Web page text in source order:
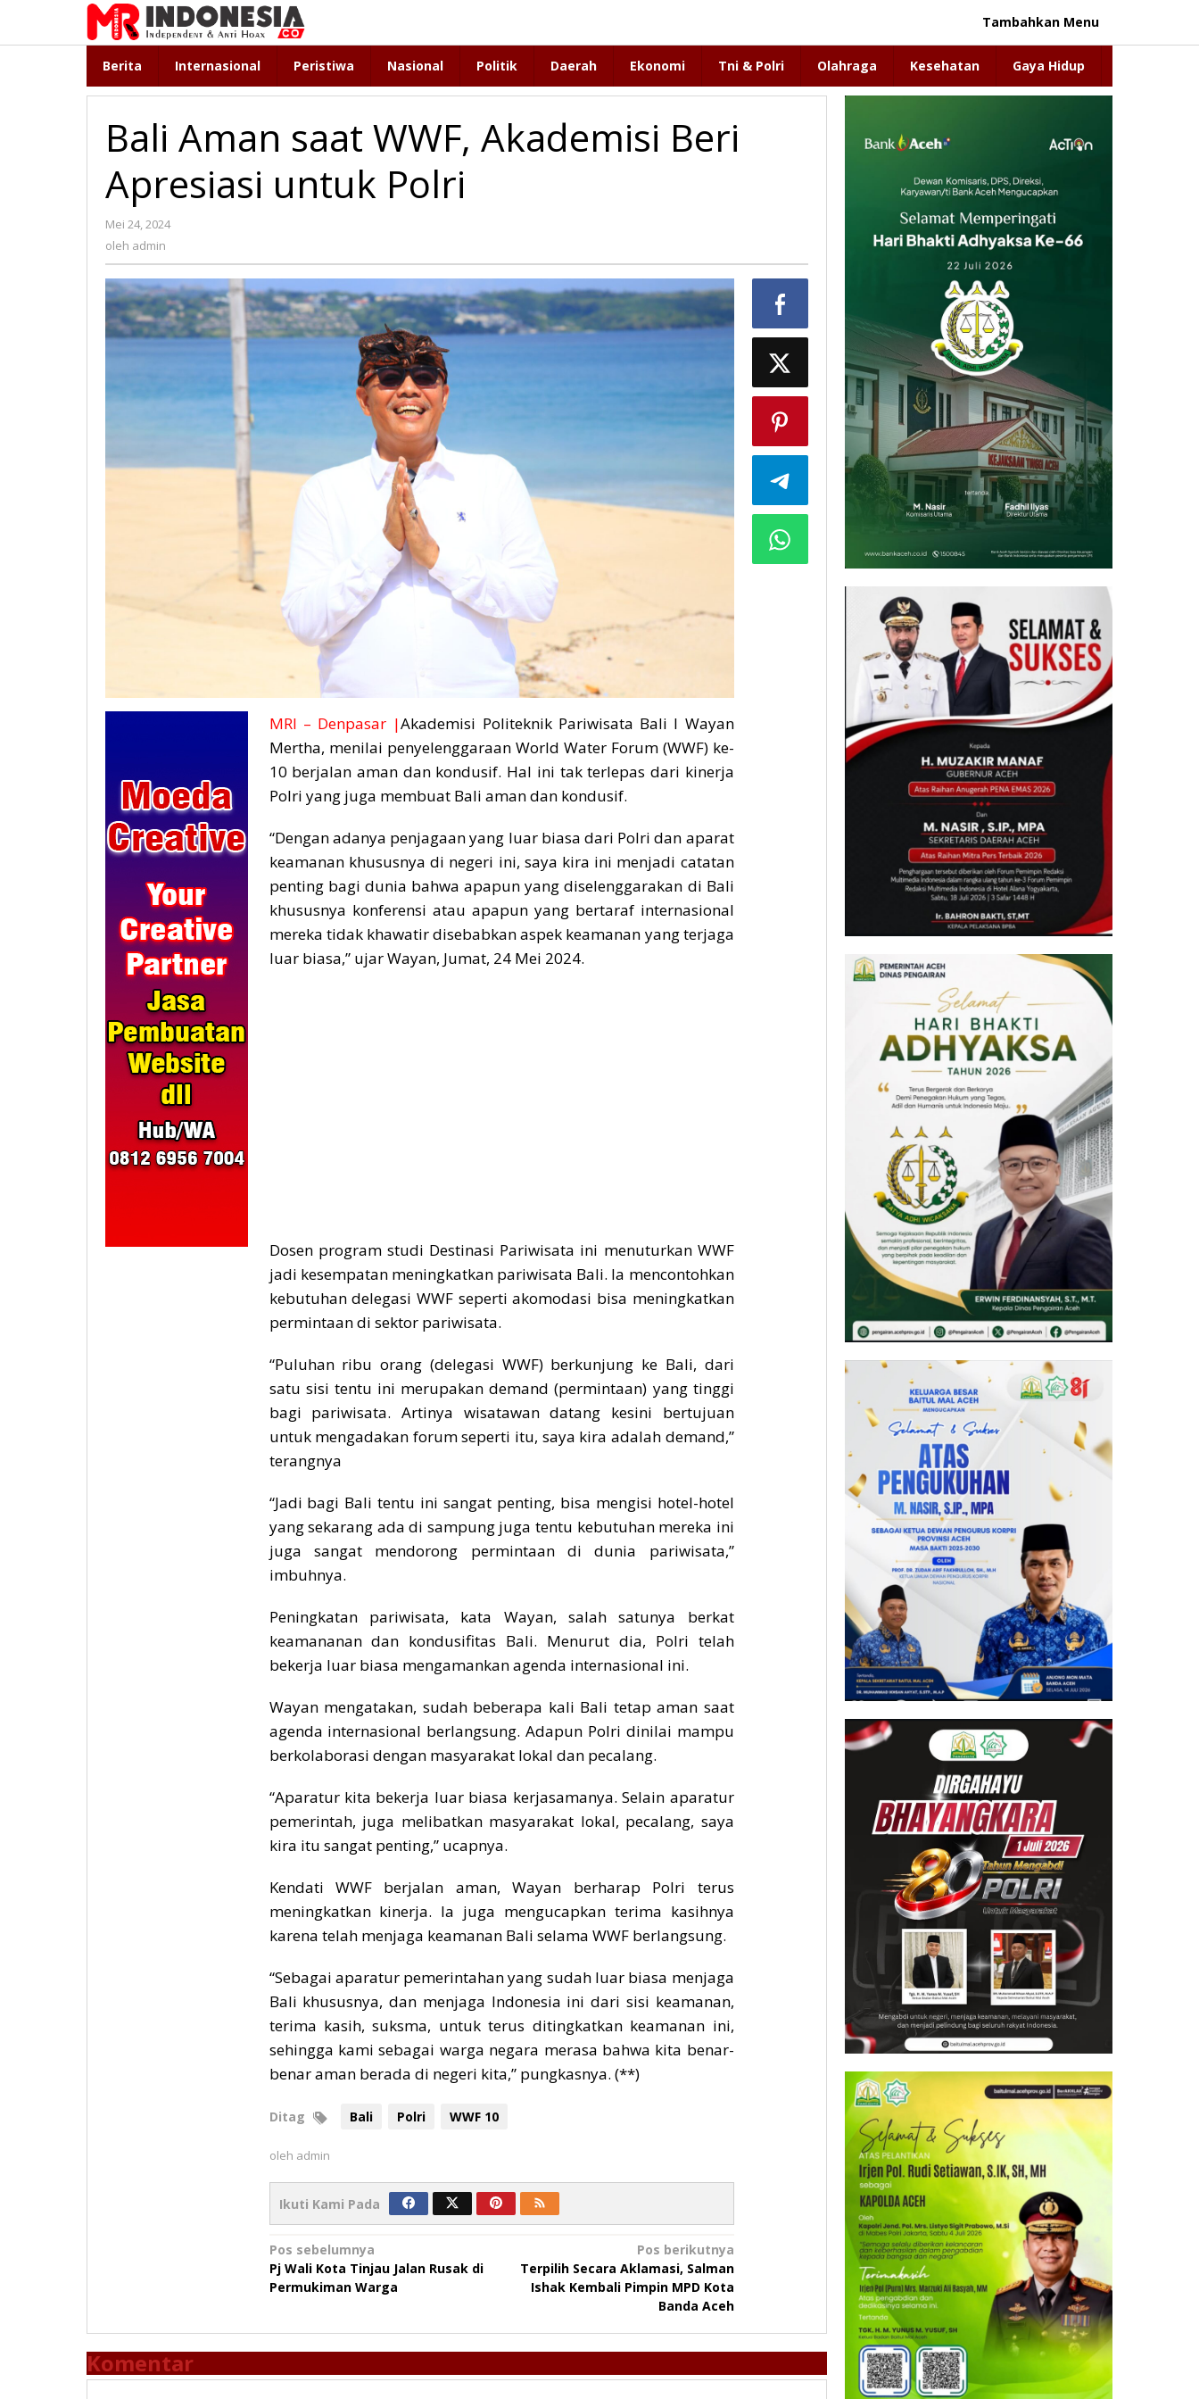
konten
Tambahkan Menu
Berita Internasional Peristiwa Nasional Politik Daerah Ekonomi Tni & Polri Olahraga Kesehatan Gaya Hidup
Bali Aman saat WWF, Akademisi Beri
Apresiasi untuk Polri
Mei 24, 2024
oleh admin
MRI – Denpasar |Akademisi Politeknik Pariwisata Bali I Wayan
Mertha, menilai penyelenggaraan World Water Forum (WWF) ke-
10 berjalan aman dan kondusif. Hal ini tak terlepas dari kinerja
Polri yang juga membuat Bali aman dan kondusif.
“Dengan adanya penjagaan yang luar biasa dari Polri dan aparat
keamanan khususnya di negeri ini, saya kira ini menjadi catatan
penting bagi dunia bahwa apapun yang diselenggarakan di Bali
khususnya konferensi atau apapun yang bertaraf internasional
mereka tidak khawatir disebabkan aspek keamanan yang terjaga
luar biasa,” ujar Wayan, Jumat, 24 Mei 2024.
Dosen program studi Destinasi Pariwisata ini menuturkan WWF
jadi kesempatan meningkatkan pariwisata Bali. Ia mencontohkan
kebutuhan delegasi WWF seperti akomodasi bisa meningkatkan
permintaan di sektor pariwisata.
“Puluhan ribu orang (delegasi WWF) berkunjung ke Bali, dari
satu sisi tentu ini merupakan demand (permintaan) yang tinggi
bagi pariwisata. Artinya wisatawan datang kesini bertujuan
untuk mengadakan forum seperti itu, saya kira adalah demand,”
terangnya
“Jadi bagi Bali tentu ini sangat penting, bisa mengisi hotel-hotel
yang sekarang ada di sampung juga tentu kebutuhan mereka ini
juga sangat mendorong permintaan di dunia pariwisata,”
imbuhnya.
Peningkatan pariwisata, kata Wayan, salah satunya berkat
keamananan dan kondusifitas Bali. Menurut dia, Polri telah
bekerja luar biasa mengamankan agenda internasional ini.
Wayan mengatakan, sudah beberapa kali Bali tetap aman saat
agenda internasional berlangsung. Adapun Polri dinilai mampu
berkolaborasi dengan masyarakat lokal dan pecalang.
“Aparatur kita bekerja luar biasa kerjasamanya. Selain aparatur
pemerintah, juga melibatkan masyarakat lokal, pecalang, saya
kira itu sangat penting,” ucapnya.
Kendati WWF berjalan aman, Wayan berharap Polri terus
meningkatkan kinerja. Ia juga mengucapkan terima kasihnya
karena telah menjaga keamanan Bali selama WWF berlangsung.
“Sebagai aparatur pemerintahan yang sudah luar biasa menjaga
Bali khususnya, dan menjaga Indonesia ini dari sisi keamanan,
terima kasih, suksma, untuk terus ditingkatkan keamanan ini,
sehingga kami sebagai warga negara merasa bahwa kita benar-
benar aman berada di negeri kita,” pungkasnya. (**)
Ditag Bali Polri WWF 10
oleh admin
Ikuti Kami Pada
Navigasi
pos
Pos sebelumnya
Pj Wali Kota Tinjau Jalan Rusak di
Permukiman Warga
Pos berikutnya
Terpilih Secara Aklamasi, Salman
Ishak Kembali Pimpin MPD Kota
Banda Aceh
Komentar